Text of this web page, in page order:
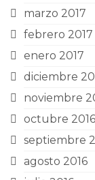
marzo 2017
febrero 2017
enero 2017
diciembre
noviembre
octubre 2016
septiembre
agosto 2016